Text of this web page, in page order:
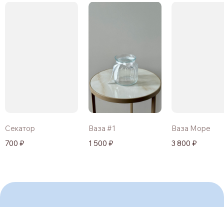
1 500 ₽
Ваза #1
3 800 ₽
Ваза Море
700 ₽
Секатор